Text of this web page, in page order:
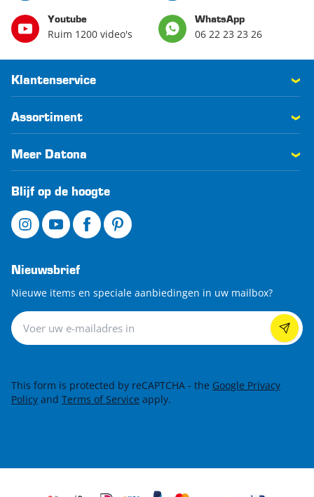
Youtube
Ruim 1200 video's
WhatsApp
06 22 23 23 26
Klantenservice
Assortiment
Meer Datona
Blijf op de hoogte
Nieuwsbrief
Nieuwe items en speciale aanbiedingen in uw mailbox?
Nieuwsbrief
This form is protected by reCAPTCHA - the Google Privacy
Policy and Terms of Service apply.